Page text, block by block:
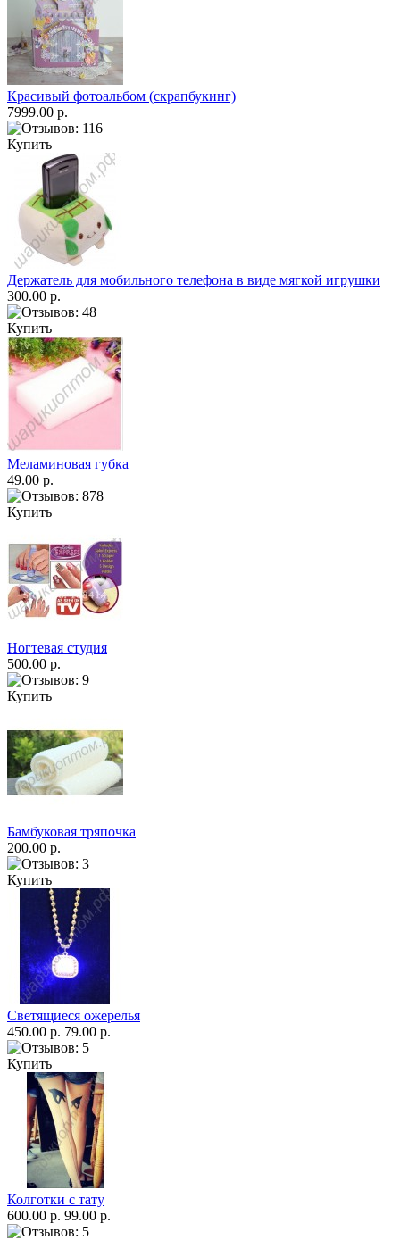
Красивый фотоальбом (скрапбукинг)
7999.00 р.
Купить
Держатель для мобильного телефона в виде мягкой игрушки
300.00 р.
Купить
Меламиновая губка
49.00 р.
Купить
Ногтевая студия
500.00 р.
Купить
Бамбуковая тряпочка
200.00 р.
Купить
Светящиеся ожерелья
450.00 р. 79.00 р.
Купить
Колготки с тату
600.00 р. 99.00 р.